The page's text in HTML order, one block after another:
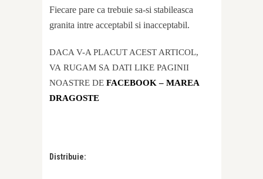
Fiecare pare ca trebuie sa-si stabileasca
granita intre acceptabil si inacceptabil.
DACA V-A PLACUT ACEST ARTICOL,
VA RUGAM SA DATI LIKE PAGINII
NOASTRE DE FACEBOOK – MAREA
DRAGOSTE
Distribuie: